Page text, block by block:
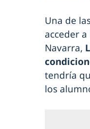
Una de
acceder
Navarra,
tendría
los